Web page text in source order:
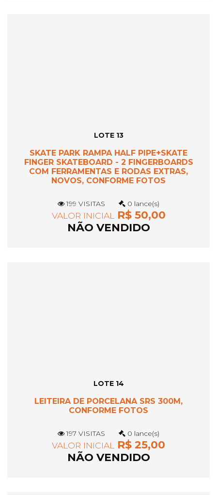
LOTE 13
SKATE PARK RAMPA HALF PIPE+SKATE
FINGER SKATEBOARD - 2 FINGERBOARDS
COM FERRAMENTAS E RODAS EXTRAS,
NOVOS, CONFORME FOTOS
199 VISITAS 0 lance(s)
VALOR INICIAL R$ 50,00
NÃO VENDIDO
LOTE 14
LEITEIRA DE PORCELANA SRS 300M,
CONFORME FOTOS
197 VISITAS 0 lance(s)
VALOR INICIAL
R$ 25,00
NÃO VENDIDO